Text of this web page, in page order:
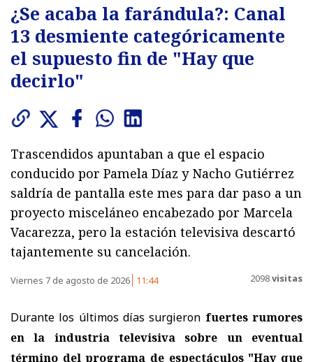
¿Se acaba la farándula?: Canal
13 desmiente categóricamente
el supuesto fin de "Hay que
decirlo"
Trascendidos apuntaban a que el espacio
conducido por Pamela Díaz y Nacho Gutiérrez
saldría de pantalla este mes para dar paso a un
proyecto misceláneo encabezado por Marcela
Vacarezza, pero la estación televisiva descartó
tajantemente su cancelación.
Viernes 7 de agosto de 2026 11:44 2098visitas
Durante los últimos días surgieron fuertes rumores
en la industria televisiva sobre un eventual
término del programa de espectáculos "Hay que